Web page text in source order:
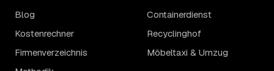
Blog
Kostenrechner
Firmenverzeichnis
Containerdienst
Recyclinghof
Möbeltaxi & Umzug